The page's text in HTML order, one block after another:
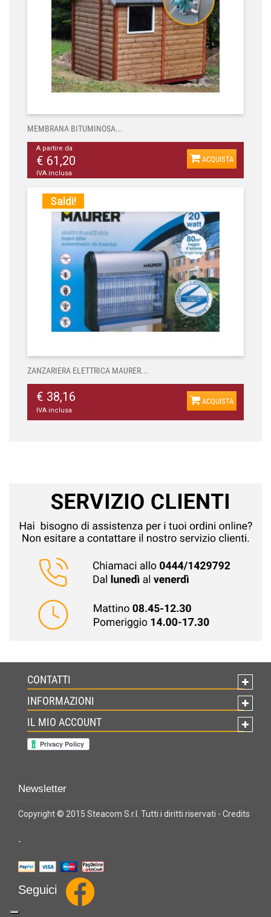
MEMBRANA BITUMINOSA...
A partire da
€ 61,20
IVA inclusa
ACQUISTA
Saldi!
ZANZARIERA ELETTRICA MAURER...
€ 38,16
IVA inclusa
ACQUISTA
CONTATTI
INFORMAZIONI
IL MIO ACCOUNT
Newsletter
Copyright © 2015 Steacom S.r.l. Tutti i diritti riservati - Credits
-
Seguici